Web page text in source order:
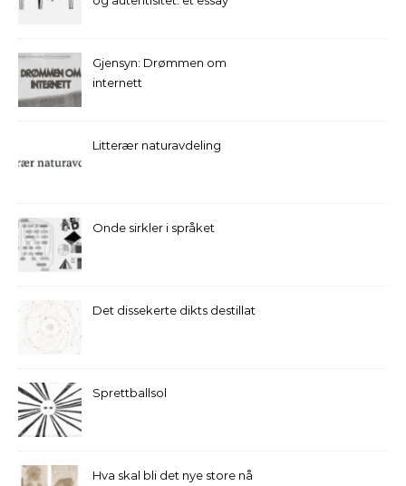
Gjensyn: Drømmen om
internett
Litterær naturavdeling
Onde sirkler i språket
Det dissekerte dikts destillat
Sprettballsol
Hva skal bli det nye store nå